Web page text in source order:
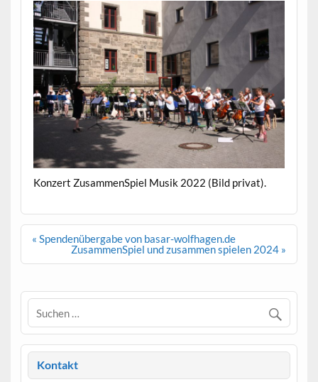
Konzert ZusammenSpiel Musik 2022 (Bild privat).
Beitragsnavigation
« Spendenübergabe von basar-wolfhagen.de
ZusammenSpiel und zusammen spielen 2024 »
Kontakt